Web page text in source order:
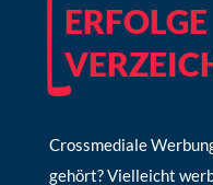
ERFOLGE
Crossmediale
gehört? Vielleicht